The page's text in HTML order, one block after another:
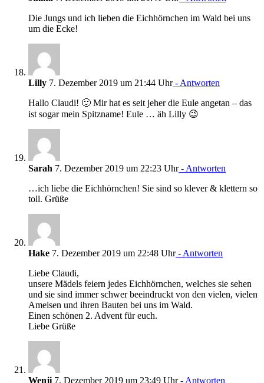
Die Jungs und ich lieben die Eichhörnchen im Wald bei uns
um die Ecke!
Lilly 7. Dezember 2019 um 21:44 Uhr- Antworten
Hallo Claudi! 🙂 Mir hat es seit jeher die Eule angetan – das
ist sogar mein Spitzname! Eule … äh Lilly 😉
Sarah 7. Dezember 2019 um 22:23 Uhr- Antworten
…ich liebe die Eichhörnchen! Sie sind so klever & klettern so
toll. Grüße
Hake 7. Dezember 2019 um 22:48 Uhr- Antworten
Liebe Claudi,
unsere Mädels feiern jedes Eichhörnchen, welches sie sehen
und sie sind immer schwer beeindruckt von den vielen, vielen
Ameisen und ihren Bauten bei uns im Wald.
Einen schönen 2. Advent für euch.
Liebe Grüße
Wenji 7. Dezember 2019 um 23:49 Uhr- Antworten